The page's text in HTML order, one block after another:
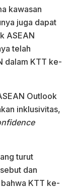
kawasan
juga dapat
ASEAN
telah
dalam KTT ke-
Outlook
inklusivitas,
turut
dan
KTT ke-